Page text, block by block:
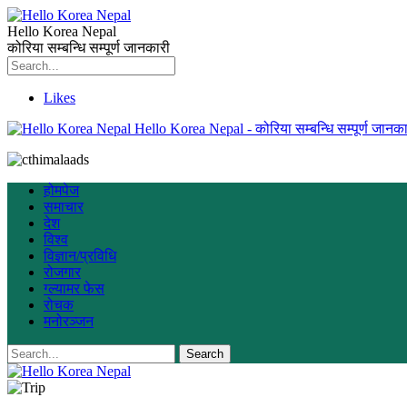
Hello Korea Nepal
कोरिया सम्बन्धि सम्पूर्ण जानकारी
Likes
Hello Korea Nepal - कोरिया सम्बन्धि सम्पूर्ण
होमपेज
समाचार
देश
विश्व
विज्ञान/प्रविधि
रोजगार
ग्ल्यामर फेस
रोचक
मनोरञ्जन